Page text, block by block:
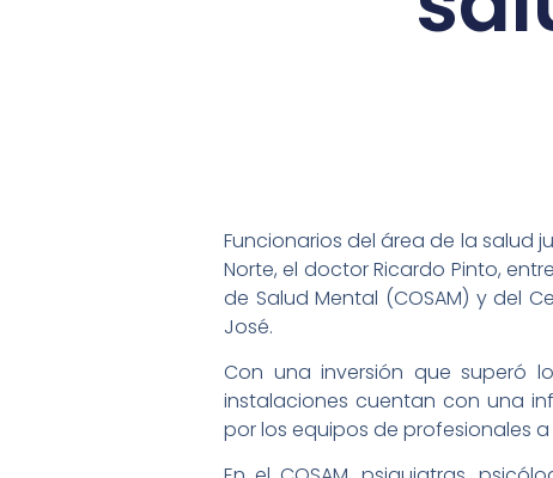
Funcionarios del área de la salud
Norte, el doctor Ricardo Pinto,
de Salud Mental (COSAM) y del
José.
Con una inversión que superó
instalaciones cuentan con una
por los equipos de profesionales